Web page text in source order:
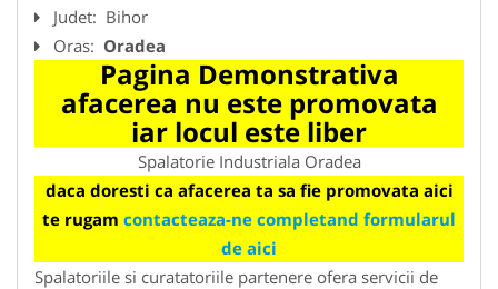
Judet: Bihor
Oras: Oradea
Pagina Demonstrativa
afacerea nu este promovata
iar locul este liber
Spalatorie Industriala Oradea
daca doresti ca afacerea ta sa fie promovata aici
te rugam contacteaza-ne completand formularul
de aici
Spalatoriile si curatatoriile partenere ofera servicii de